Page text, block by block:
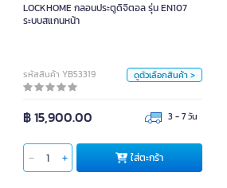
LOCKHOME กลอนประตูดิจิตอล รุ่น EN107
ระบบสแกนหน้า
รหัสสินค้า YB53319 ดูตัวเลือกสินค้า >
฿ 15,900.00 3 - 7 วัน
ใส่ตะกร้า
หน่วย
สี
ชนิดของวัสดุ
อลูมิเนียมอัลลอย
ใส่ตะกร้า